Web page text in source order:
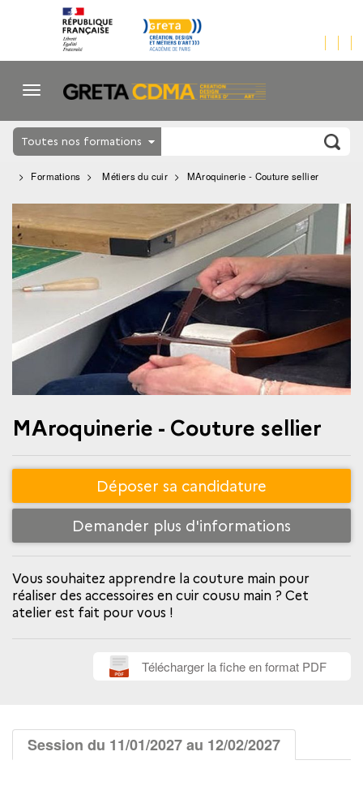
Toutes nos formations
Formations Métiers du cuir MAroquinerie - Couture sellier
MAroquinerie - Couture sellier
Déposer sa candidature
Demander plus d'informations
Vous souhaitez apprendre la couture main pour
réaliser des accessoires en cuir cousu main ? Cet
atelier est fait pour vous !
Télécharger la fiche en format PDF
Session du 11/01/2027 au 12/02/2027